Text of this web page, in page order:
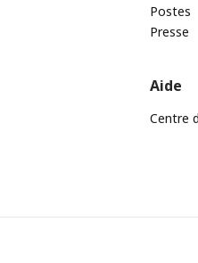
Postes
Presse
Aide
Centre